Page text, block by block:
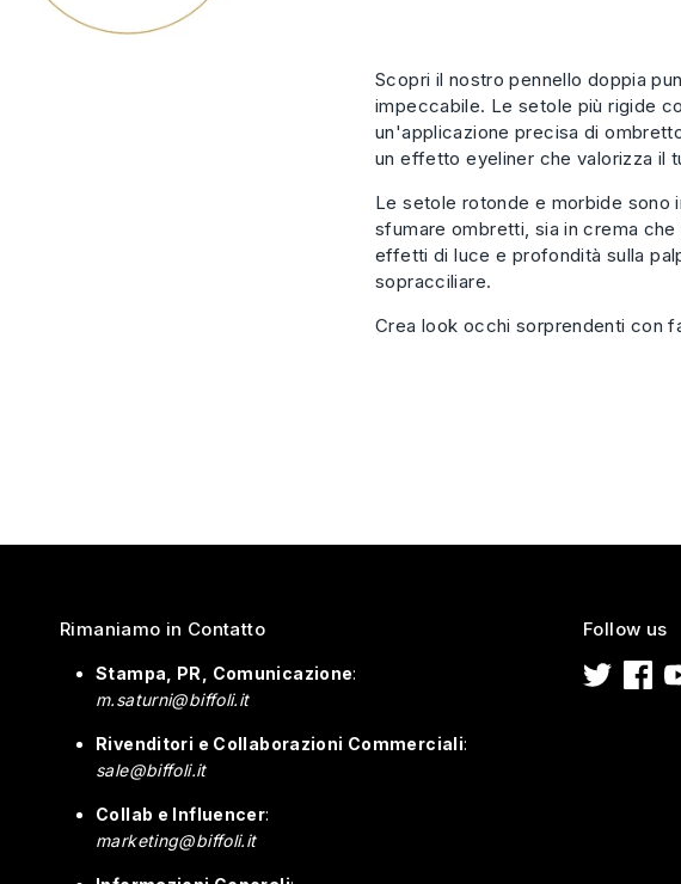
Scopri il nostro pennello doppia
impeccabile. Le setole più rigide
un'applicazione precisa di
un effetto eyeliner che valorizza il
Le setole rotonde e morbide sono
sfumare ombretti, sia in crema
effetti di luce e profondità sulla
sopracciliare.
Crea look occhi sorprendenti con
Rimaniamo in Contatto
Stampa, PR, Comunicazione:
m.saturni@biffoli.it
Rivenditori e Collaborazioni Commerciali:
sale@biffoli.it
Collab e Influencer:
marketing@biffoli.it
Follow us